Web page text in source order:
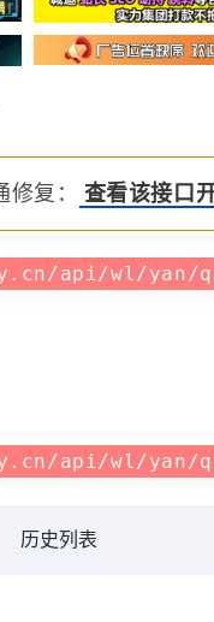
复： 查看该接口
api/wl/yan/
api/wl/yan/
历史列表